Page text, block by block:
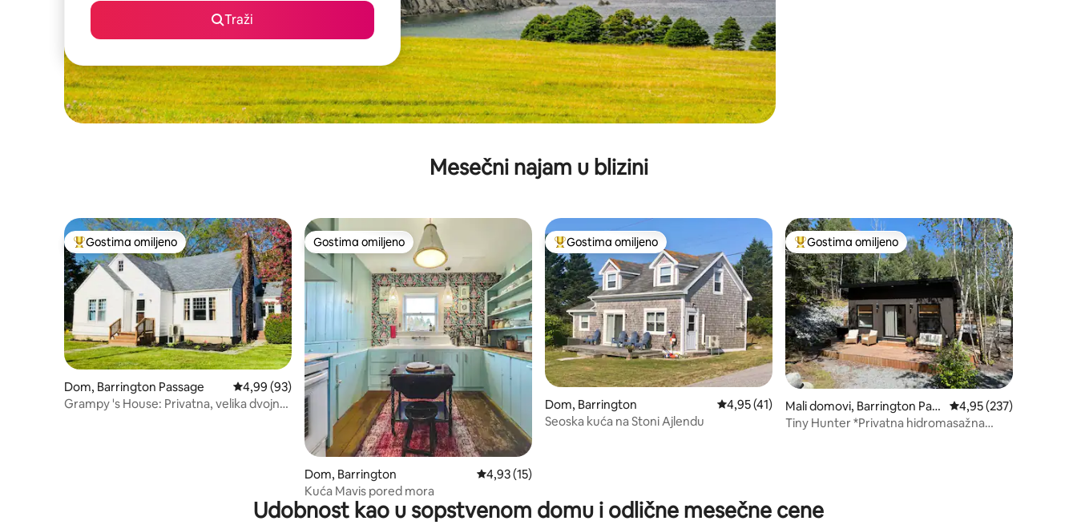
Traži
Mesečni najam u blizini
Najuspešniji među gostima omiljenim
Gostima omiljeno
Dom, Barrington Passage Prosečna ocena 4,99 od 5, utisaka: 93
4,99 (93)
Grampy 's House: Privatna, velika dvojna
Gostima omiljeno
Gostima omiljeno
Dom, Barrington Prosečna ocena 4,93 od 5, utisaka: 15
4,93 (15)
Kuća Mavis pored mora
Najuspešniji među gostima omiljenim
Gostima omiljeno
Dom, Barrington Prosečna ocena 4,95 od 5, utisaka: 41
4,95 (41)
Seoska kuća na Stoni Ajlendu
Najuspešniji među gostima omiljenim
Gostima omiljeno
Mali domovi, Barrington Pass
age
Prosečna ocena 4,95
4,95 (237)
Tiny Hunter *Privatna hidromasažna
Udobnost kao u sopstvenom domu i odlične mesečne cene